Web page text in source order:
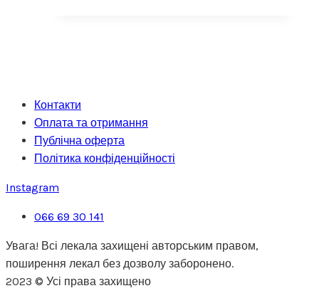
Контакти
Оплата та отримання
Публічна оферта
Політика конфіденційності
Instagram
066 69 30 141
Увага! Всі лекала захищені авторським правом,
поширення лекал без дозволу заборонено.
2023 © Усі права захищено